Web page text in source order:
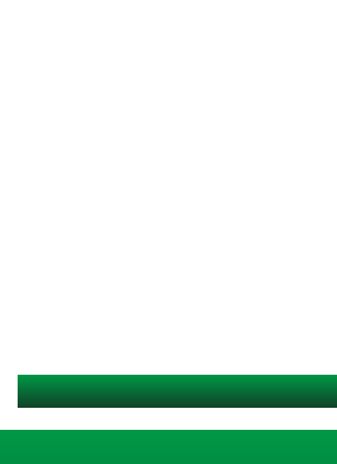
Почему мы выбираем